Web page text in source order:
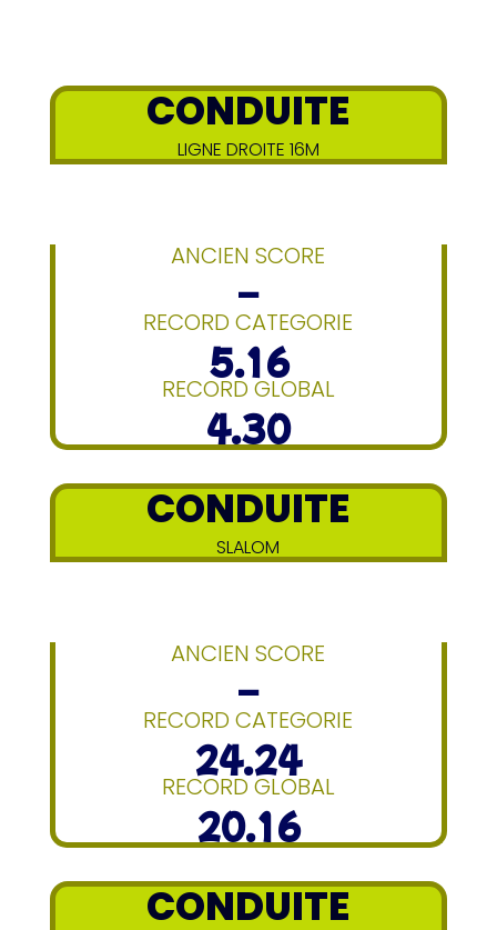
CONDUITE
LIGNE DROITE 16M
ANCIEN SCORE
–
RECORD CATEGORIE
5.16
RECORD GLOBAL
4.30
CONDUITE
SLALOM
ANCIEN SCORE
–
RECORD CATEGORIE
24.24
RECORD GLOBAL
20.16
CONDUITE